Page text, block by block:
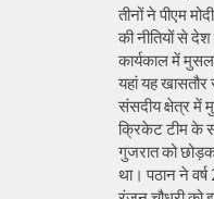
तीनों ने पीएम
की नीतियों से देश
कार्यकाल में
यहां यह
संसदीय क्षेत्र में
क्रिकेट टीम के
गुजरात को
था। पठान ने